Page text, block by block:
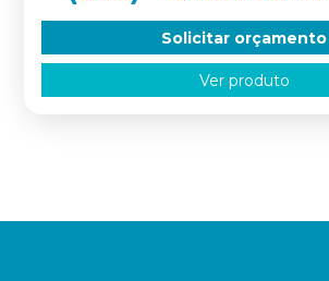
Solicitar orçamento
Ver produto